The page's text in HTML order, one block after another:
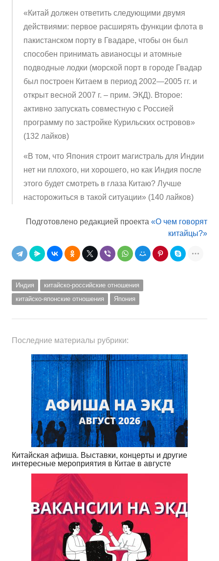
«Китай должен ответить следующими двумя
действиями: первое расширять функции флота в
пакистанском порту в Гвадаре, чтобы он был
способен принимать авианосцы и атомные
подводные лодки (морской порт в городе Гвадар
был построен Китаем в период 2002—2005 гг. и
открыт весной 2007 г. – прим. ЭКД). Второе:
активно запускать совместную с Россией
программу по застройке Курильских островов»
(132 лайков)
«В том, что Япония строит магистраль для Индии
нет ни плохого, ни хорошего, но как Индия после
этого будет смотреть в глаза Китаю? Лучше
насторожиться в такой ситуации» (140 лайков)
Подготовлено редакцией проекта «О чем говорят
китайцы?»
Индия
китайско-российские отношения
китайско-японские отношения
Япония
Последние материалы рубрики:
Китайская афиша. Выставки, концерты и другие
интересные мероприятия в Китае в августе